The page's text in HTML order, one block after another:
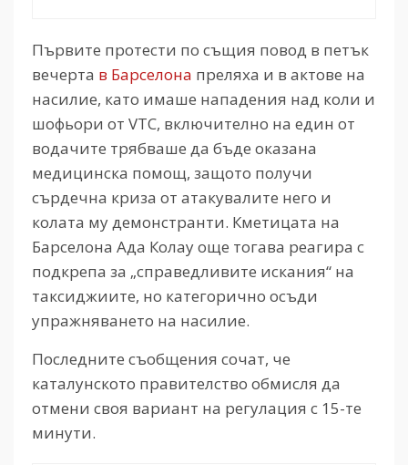
Първите протести по същия повод в петък
вечерта в Барселона преляха и в актове на
насилие, като имаше нападения над коли и
шофьори от VTC, включително на един от
водачите трябваше да бъде оказана
медицинска помощ, защото получи
сърдечна криза от атакувалите него и
колата му демонстранти. Кметицата на
Барселона Ада Колау още тогава реагира с
подкрепа за „справедливите искания“ на
таксиджиите, но категорично осъди
упражняването на насилие.
Последните съобщения сочат, че
каталунското правителство обмисля да
отмени своя вариант на регулация с 15-те
минути.